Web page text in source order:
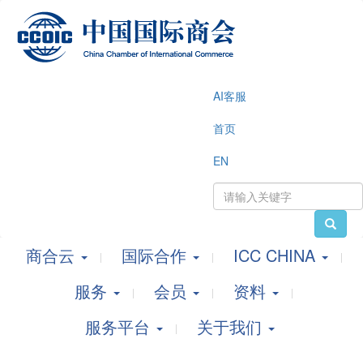
AI客服
首页
EN
商合云 国际合作
ICC CHINA
服务
会员
资料
服务平台
关于我们